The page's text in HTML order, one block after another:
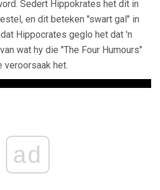
Sedert Hippokrates het dit in
en dit beteken "swart gal" in
Hippocrates geglo het dat 'n
wat hy die "The Four Humours"
veroorsaak het.
ad